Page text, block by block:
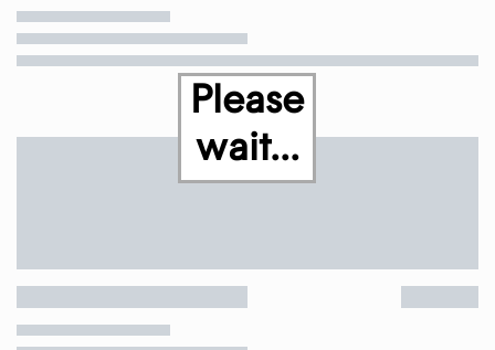
Please
wait...